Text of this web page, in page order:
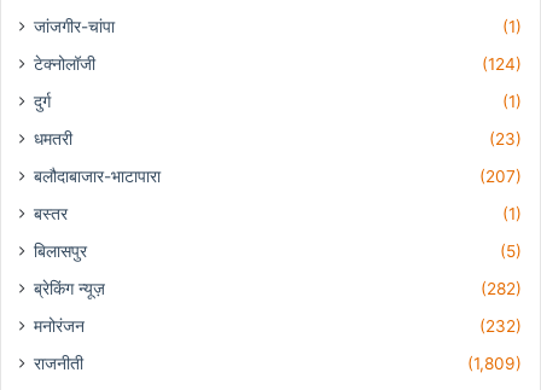
जांजगीर-चांपा
(1)
टेक्नोलॉजी
(124)
दुर्ग
(1)
धमतरी
(23)
बलौदाबाजार-भाटापारा
(207)
बस्तर
(1)
बिलासपुर
(5)
ब्रेकिंग न्यूज़
(282)
मनोरंजन
(232)
राजनीती
(1,809)